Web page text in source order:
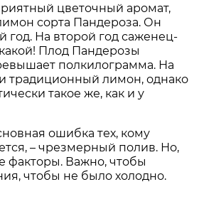
цветочный аромат,
сорта Пандероза. Он
год. На второй год саженец-
Плод Пандерозы
полкилограмма. На
традиционный лимон, однако
такое же, как и у
ошибка тех, кому
– чрезмерный полив. Но,
факторы. Важно, чтобы
чтобы не было холодно.